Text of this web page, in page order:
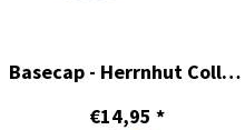
Basecap - Herrnhut Collection
€14,95 *